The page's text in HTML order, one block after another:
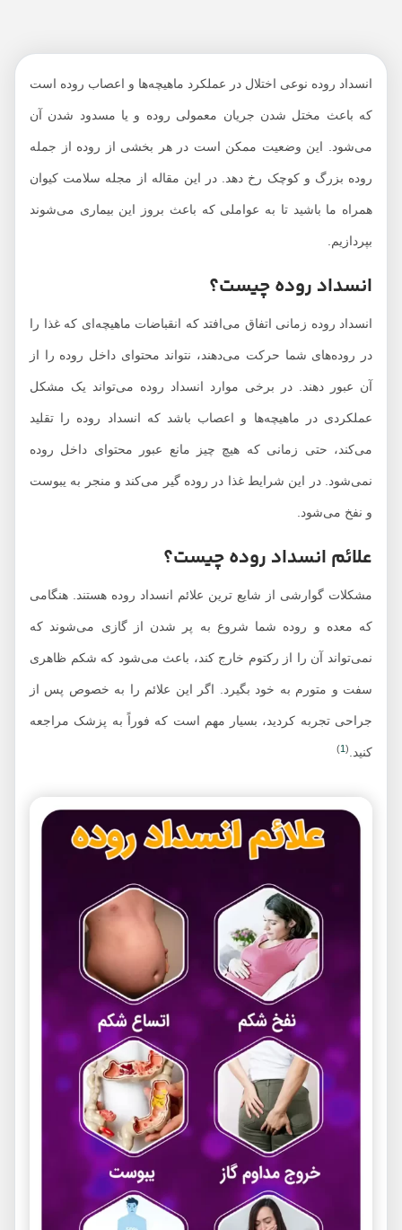
انسداد روده نوعی اختلال در عملکرد ماهیچه‌ها و اعصاب روده است
که باعث مختل شدن جریان معمولی روده و یا مسدود شدن آن
می‌شود. این وضعیت ممکن است در هر بخشی از روده از جمله
روده بزرگ و کوچک رخ دهد. در این مقاله از مجله سلامت کیوان
همراه ما باشید تا به عواملی که باعث بروز این بیماری می‌شوند
بپردازیم.
انسداد روده چیست؟
انسداد روده زمانی اتفاق می‌افتد که انقباضات ماهیچه‌ای که غذا را
در روده‌های شما حرکت می‌دهند، نتواند محتوای داخل روده را از
آن عبور دهند. در برخی موارد انسداد روده می‌تواند یک مشکل
عملکردی در ماهیچه‌ها و اعصاب باشد که انسداد روده را تقلید
می‌کند، حتی زمانی که هیچ چیز مانع عبور محتوای داخل روده
نمی‌شود. در این شرایط غذا در روده گیر می‌کند و منجر به یبوست
و نفخ می‌شود.
علائم انسداد روده چیست؟
مشکلات گوارشی از شایع ترین علائم انسداد روده هستند. هنگامی
که معده و روده شما شروع به پر شدن از گازی می‌شوند که
نمی‌تواند آن را از رکتوم خارج کند، باعث می‌شود که شکم ظاهری
سفت و متورم به خود بگیرد. اگر این علائم را به خصوص پس از
جراحی تجربه کردید، بسیار مهم است که فوراً به پزشک مراجعه
1
)